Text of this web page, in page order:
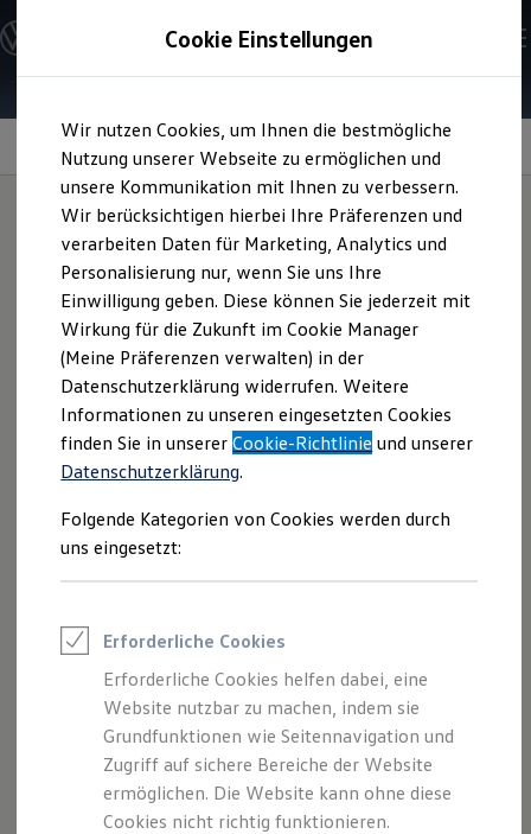
Hauptinhalt
springen
Footer
springen
Modelle & Konfigurator
Nutzfahrzeugkategorien entdecken
Modelle konfigurieren
Vorgängermodelle und Oldtimer
Vorgängermodelle
Oldtimer
Bulli Historie
Branchenlösungen & Gewerbekunden
Umbaulösungen und Hersteller finden
Auf- und Umbauten entdecken & konfigurieren
Groß- und Sonderkunden
Großkunden
Kommunen & Behörden
Journalisten
Sportvereine
Branchenlösungen
Bau & Handwerk
Gewerbliche Personenbeförderung
Service & mobile Werkstätten
Kurier, Logistik & Handel
Kühlfahrzeuge
Feuerwehr
ONE Business ID Vorteile
Fahrzeuge online kaufen
Digitaler Marktplatz
Kauf & Finanzierung
Online-Fahrzeugbewertung
Aktionen & Angebote
E-Auto-Förderung
Für Privatkunden
Für Gewerbekunden
Profi Paket
Flexibles Sitzkonzept
Ob Sitze rein, raus oder
rum– Hauptsache
einfacher
Cookie Einstellungen
Wir nutzen Cookies, um Ihnen die bestmögliche
Nutzung unserer Webseite zu ermöglichen und
unsere Kommunikation mit Ihnen zu verbessern.
Wir berücksichtigen hierbei Ihre Präferenzen und
verarbeiten Daten für Marketing, Analytics und
Personalisierung nur, wenn Sie uns Ihre
Einwilligung geben. Diese können Sie jederzeit mit
Wirkung für die Zukunft im Cookie Manager
(Meine Präferenzen verwalten) in der
Datenschutzerklärung widerrufen. Weitere
Informationen zu unseren eingesetzten Cookies
finden Sie in unsererCookie-Richtlinie und unserer
Datenschutzerklärung.
Folgende Kategorien von Cookies werden durch
uns eingesetzt:
Erforderliche Cookies
Erforderliche Cookies helfen dabei, eine
Website nutzbar zu machen, indem sie
Grundfunktionen wie Seitennavigation und
Zugriff auf sichere Bereiche der Website
ermöglichen. Die Website kann ohne diese
Cookies nicht richtig funktionieren.